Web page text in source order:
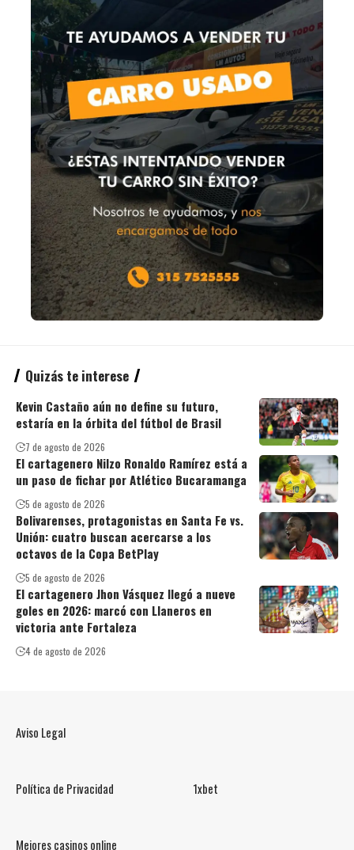
Quizás te interese
Kevin Castaño aún no define su futuro,
estaría en la órbita del fútbol de Brasil
7 de agosto de 2026
El cartagenero Nilzo Ronaldo Ramírez está a
un paso de fichar por Atlético Bucaramanga
5 de agosto de 2026
Bolivarenses, protagonistas en Santa Fe vs.
Unión: cuatro buscan acercarse a los
octavos de la Copa BetPlay
5 de agosto de 2026
El cartagenero Jhon Vásquez llegó a nueve
goles en 2026: marcó con Llaneros en
victoria ante Fortaleza
4 de agosto de 2026
Aviso Legal
Política de Privacidad 1xbet
Mejores casinos online